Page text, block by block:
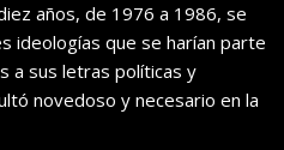
años, de 1976 a 1986, se
ideologías que se harían parte
a sus letras políticas y
novedoso y necesario en la